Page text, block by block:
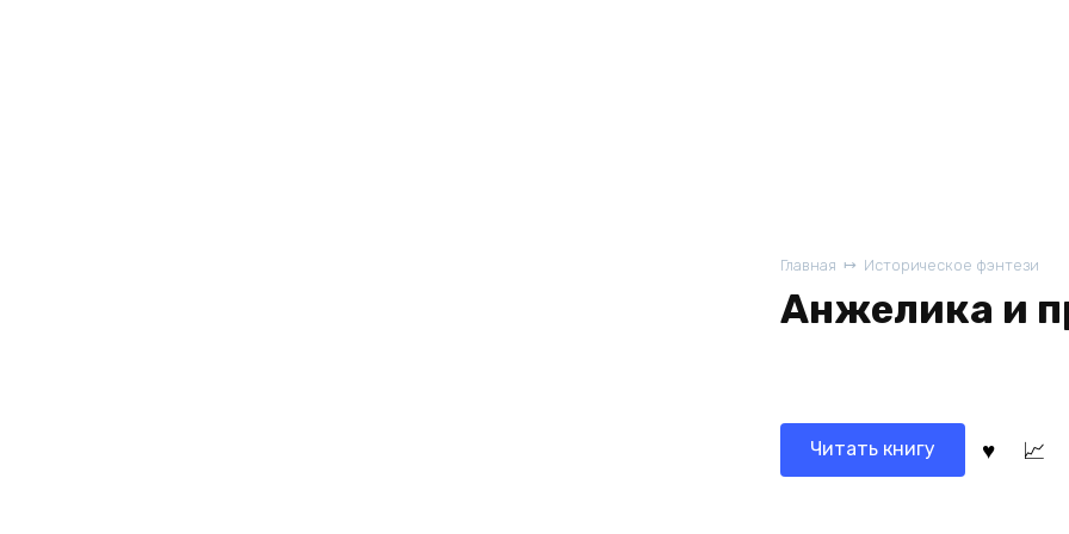
Главная Историческое фэнтези
Анжелика и
Читать книгу